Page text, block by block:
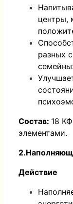
центры,
разных
Состав: 18
элементами.
Действие